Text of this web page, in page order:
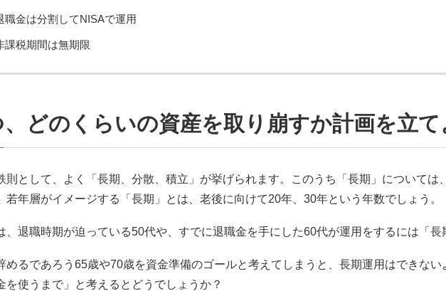
職金は分割してNISAで運用
課税期間は無期限
、どのくらいの資産を取り崩すか計画を立て
則として、よく「長期、分散、積立」が挙げられます。このうち「長期」については
若年層がイメージする「長期」とは、老後に向けて20年、30年という年数でしょう。
、退職時期が迫っている50代や、すでに退職金を手にした60代が運用をするには「長
めるであろう65歳や70歳を資金準備のゴールと考えてしまうと、長期運用はできな
を使うまで」と考えるとどうでしょうか？